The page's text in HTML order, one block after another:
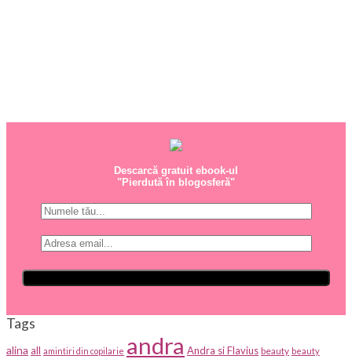
Descarcă gratuit ebook-ul
"Pierdută în blogosferă"
Tags
alina all amintiri din copilarie andra Andra si Flavius beauty beauty